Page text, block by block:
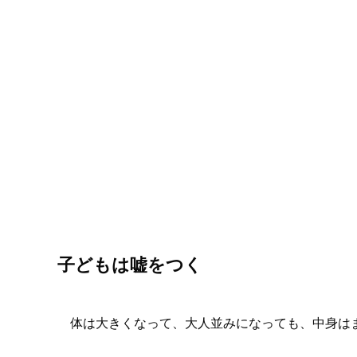
子どもは嘘をつく
体は大きくなって、大人並みになっても、中身は